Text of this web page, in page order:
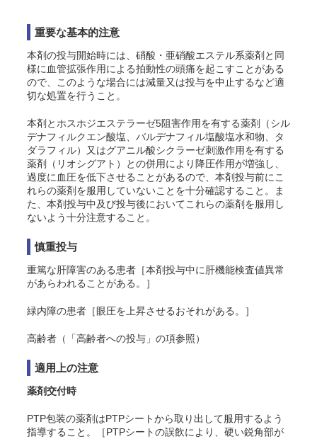
重要な基本的注意
本剤の投与開始時には、硝酸・亜硝酸エステル系薬剤と同
様に血管拡張作用による拍動性の頭痛を起こすことがある
ので、このような場合には減量又は投与を中止するなど適
切な処置を行うこと。
本剤とホスホジエステラーゼ5阻害作用を有する薬剤（シル
デナフィルクエン酸塩、バルデナフィル塩酸塩水和物、タ
ダラフィル）又はグアニル酸シクラーゼ刺激作用を有する
薬剤（リオシグアト）との併用により降圧作用が増強し、
過度に血圧を低下させることがあるので、本剤投与前にこ
れらの薬剤を服用していないことを十分確認すること。ま
た、本剤投与中及び投与後においてこれらの薬剤を服用し
ないよう十分注意すること。
慎重投与
重篤な肝障害のある患者［本剤投与中に肝機能検査値異常
があらわれることがある。］
緑内障の患者［眼圧を上昇させるおそれがある。］
高齢者（「高齢者への投与」の項参照）
適用上の注意
薬剤交付時
PTP包装の薬剤はPTPシートから取り出して服用するよう
指導すること。［PTPシートの誤飲により、硬い鋭角部が